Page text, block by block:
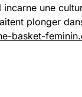
une
plonger
basket-